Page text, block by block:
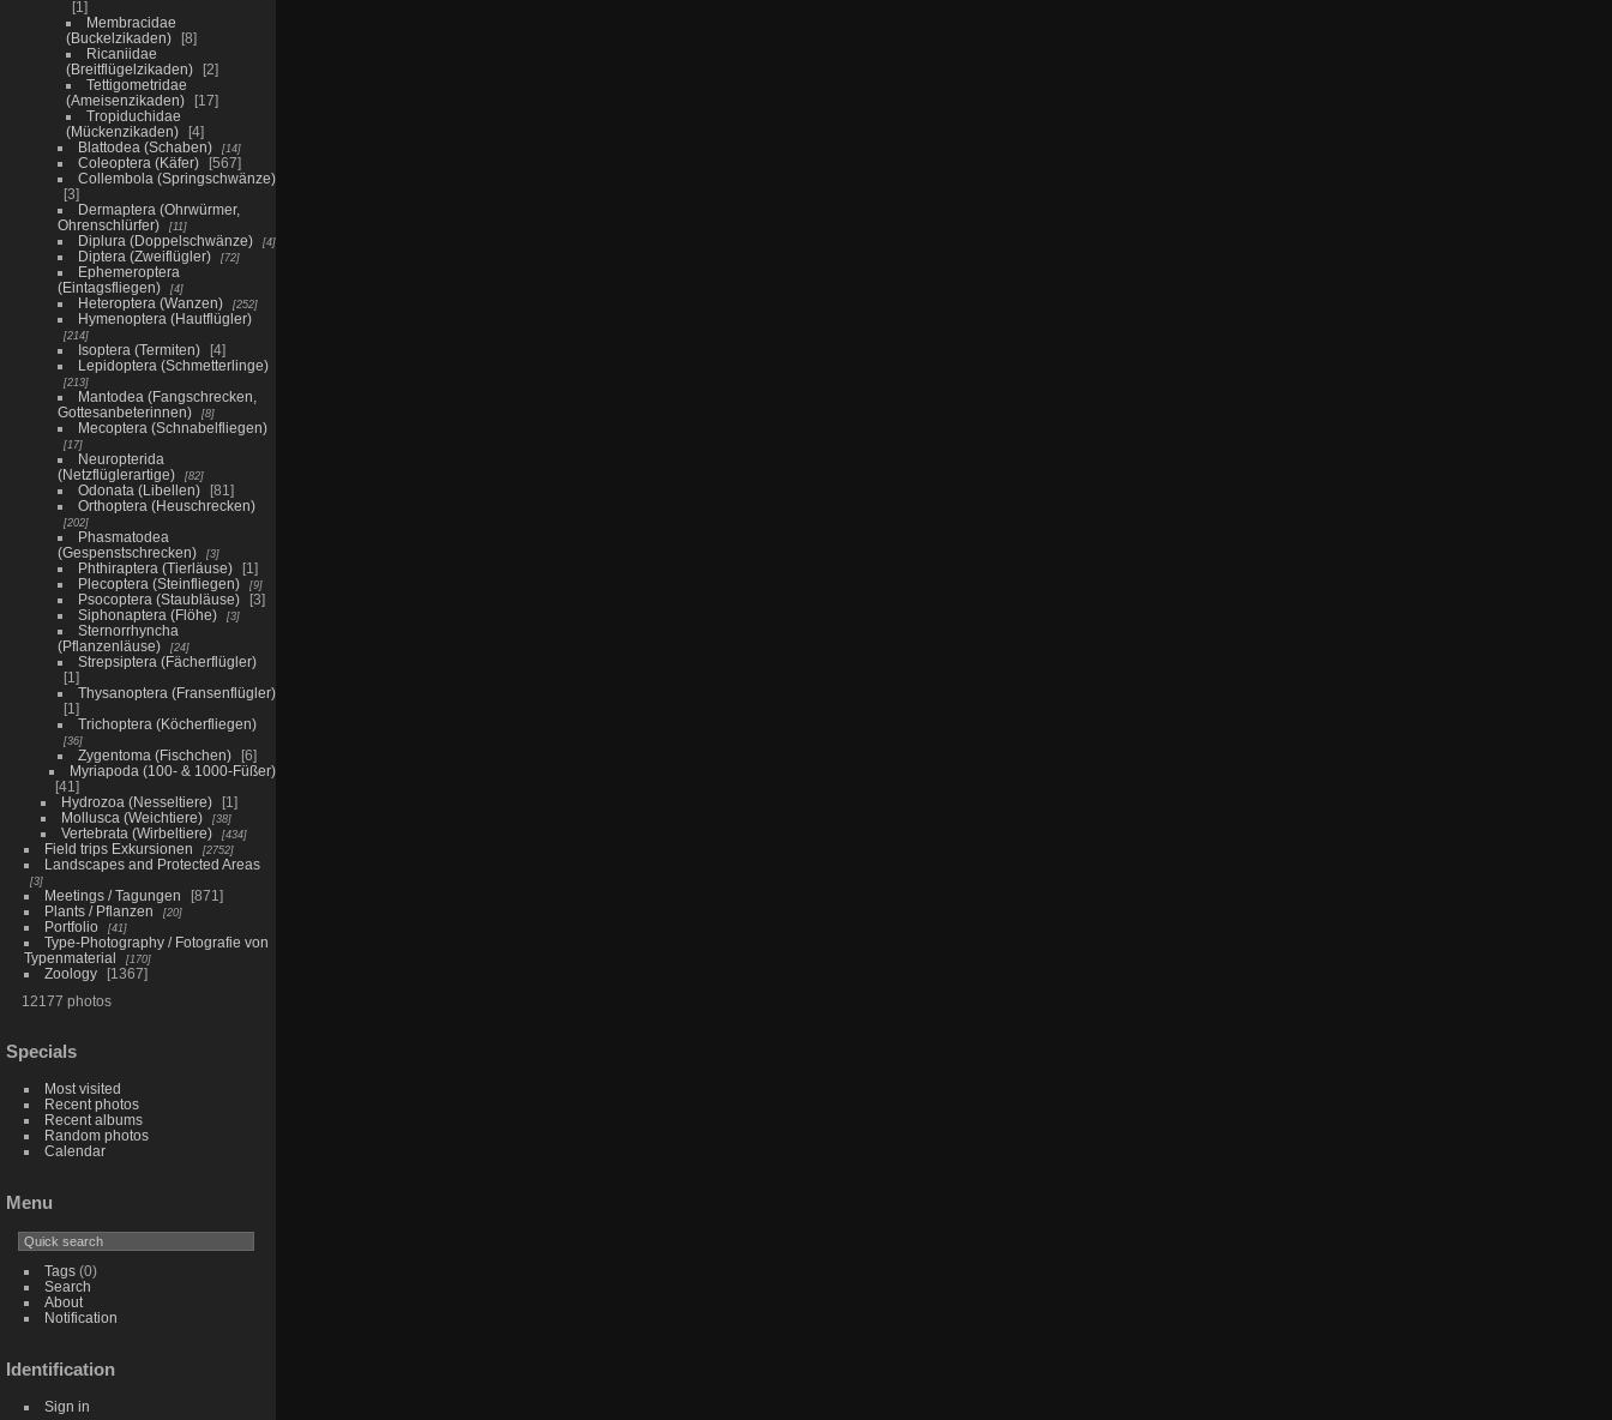
1
Membracidae
(Buckelzikaden)
8
Ricaniidae
(Breitflügelzikaden)
2
Tettigometridae
(Ameisenzikaden)
17
Tropiduchidae
(Mückenzikaden)
4
Blattodea (Schaben)
14
Coleoptera (Käfer)
567
Collembola (Springschwänze)
3
Dermaptera (Ohrwürmer,
Ohrenschlürfer)
11
Diplura (Doppelschwänze) 4
Diptera (Zweiflügler) 72
Ephemeroptera
(Eintagsfliegen)
4
Heteroptera (Wanzen) 252
Hymenoptera (Hautflügler)
214
Isoptera (Termiten)
4
Lepidoptera (Schmetterlinge)
213
Mantodea (Fangschrecken,
Gottesanbeterinnen)
8
Mecoptera (Schnabelfliegen)
17
Neuropterida
(Netzflüglerartige)
82
Odonata (Libellen)
81
Orthoptera (Heuschrecken)
202
Phasmatodea
(Gespenstschrecken)
3
Phthiraptera (Tierläuse)
1
Plecoptera (Steinfliegen)
9
Psocoptera (Staubläuse)
3
Siphonaptera (Flöhe)
3
Sternorrhyncha
(Pflanzenläuse)
24
Strepsiptera (Fächerflügler)
1
Thysanoptera (Fransenflügler)
1
Trichoptera (Köcherfliegen)
36
Zygentoma (Fischchen)
6
Myriapoda (100- & 1000-Füßer)
41
Hydrozoa (Nesseltiere)
1
Mollusca (Weichtiere)
38
Vertebrata (Wirbeltiere) 434
Field trips Exkursionen 2752
Landscapes and Protected Areas
3
Meetings / Tagungen
871
Plants / Pflanzen
20
Portfolio 41
Type-Photography / Fotografie von
Typenmaterial
170
Zoology
1367
12177 photos
Specials
Most visited
Recent photos
Recent albums
Random photos
Calendar
Menu
Tags(0)
Search
About
Notification
Identification
Sign in